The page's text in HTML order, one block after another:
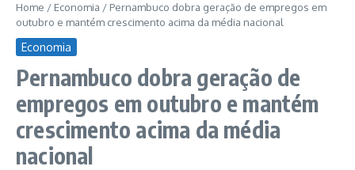
Home / Economia / Pernambuco dobra geração de empregos em
outubro e mantém crescimento acima da média nacional
Economia
Pernambuco dobra geração de
empregos em outubro e mantém
crescimento acima da média
nacional